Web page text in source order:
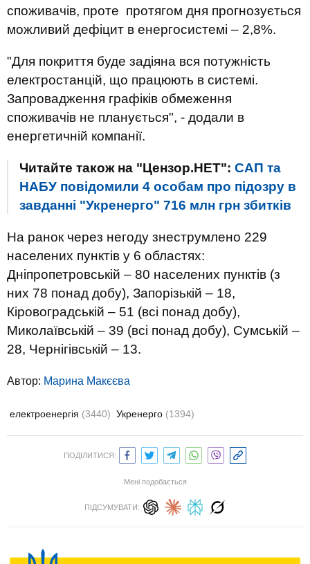
споживачів, проте протягом дня прогнозується
можливий дефіцит в енергосистемі – 2,8%.
"Для покриття буде задіяна вся потужність
електростанцій, що працюють в системі.
Запровадження графіків обмеження
споживачів не планується", - додали в
енергетичній компанії.
Читайте також на "Цензор.НЕТ": САП та
НАБУ повідомили 4 особам про підозру в
завданні "Укренерго" 716 млн грн збитків
На ранок через негоду знеструмлено 229
населених пунктів у 6 областях:
Дніпропетровській – 80 населених пунктів (з
них 78 понад добу), Запорізькій – 18,
Кіровоградській – 51 (всі понад добу),
Миколаївській – 39 (всі понад добу), Сумській –
28, Чернігівській – 13.
Автор: Марина Макєєва
електроенергія (3440) Укренерго (1394)
ПОДІЛИТИСЯ:
Мені подобається
ПІДСУМУВАТИ: